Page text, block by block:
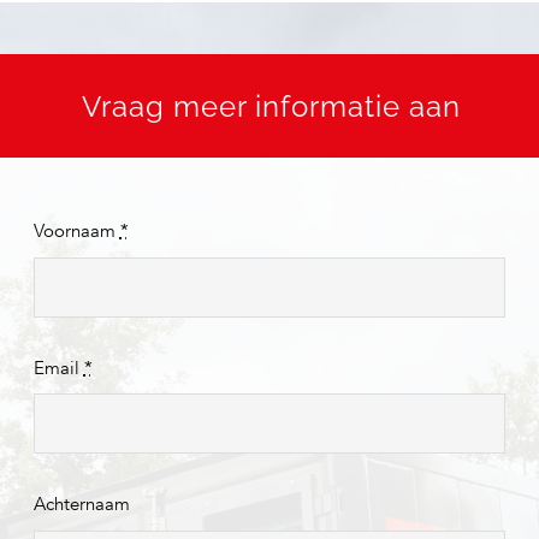
Vraag meer informatie aan
Voornaam *
Email *
Achternaam